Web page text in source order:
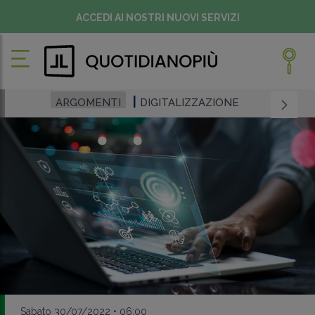
ACCEDI AI NOSTRI NUOVI SERVIZI
ARGOMENTI DIGITALIZZAZIONE
Sabato 30/07/2022 • 06:00